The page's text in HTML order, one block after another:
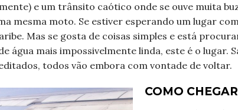
e um trânsito caótico onde se ouve muita
mesma moto. Se estiver esperando um lugar
Mas se gosta de coisas simples e está
água mais impossivelmente linda, este é o lugar.
todos vão embora com vontade de voltar.
COMO CHEGAR